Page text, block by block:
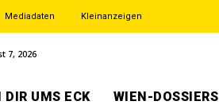
Mediadaten Kleinanzeigen
7, 2026
DIR UMS ECK WIEN-DOSSIERS